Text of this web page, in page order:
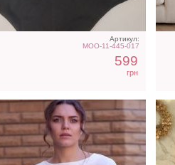
Артикул:
MOO-11-445-017
599
грн